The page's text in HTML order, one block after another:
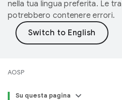
nella tua lingua preferita. Le
potrebbero contenere errori.
AOSP
Su questa pagina